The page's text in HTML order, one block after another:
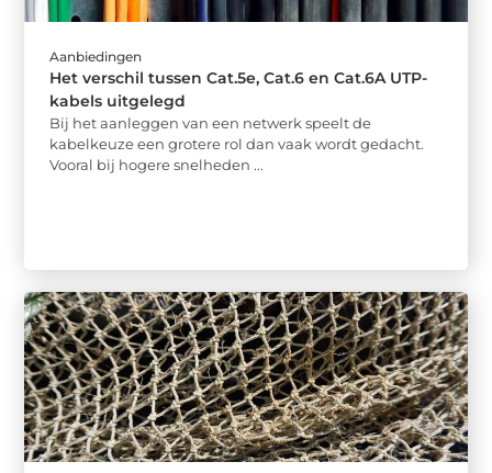
Aanbiedingen
Het verschil tussen Cat.5e, Cat.6 en Cat.6A UTP-
kabels uitgelegd
Bij het aanleggen van een netwerk speelt de
kabelkeuze een grotere rol dan vaak wordt gedacht.
Vooral bij hogere snelheden ...